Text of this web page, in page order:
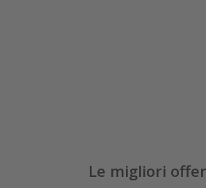
Le migliori